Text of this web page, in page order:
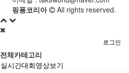
핑퐁코리아
All rights reserved.
로그인
전체카테고리
실시간대회영상보기